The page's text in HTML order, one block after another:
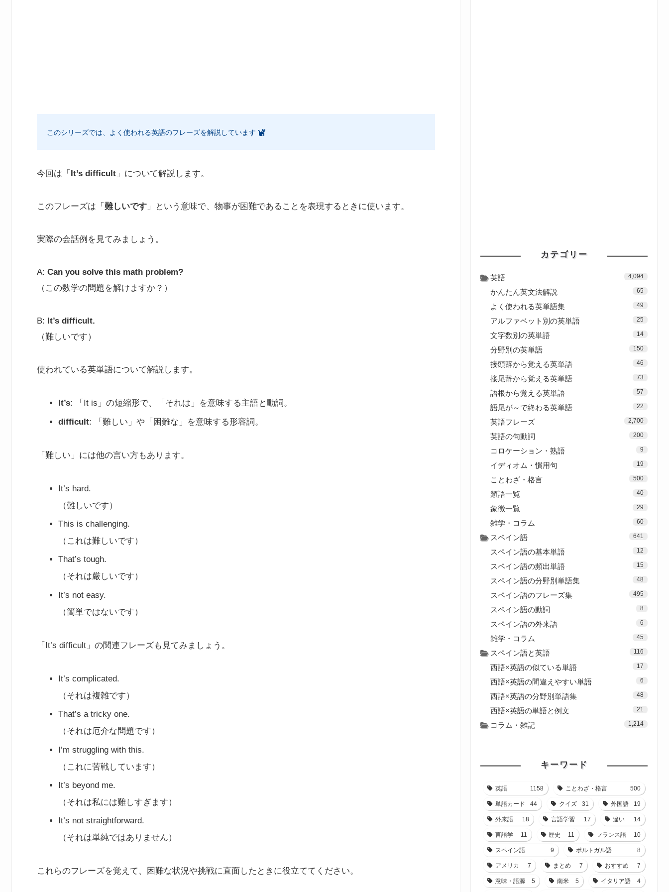
このシリーズでは、よく使われる英語のフレーズを解説しています
今回は「 It’s difficult 」について解説します。
このフレーズは「 難しいです 」という意味で、物事が困難であることを表現するときに使います。
実際の会話例を見てみましょう。
A: Can you solve this math problem?
（この数学の問題を解けますか？）
B: It’s difficult.
（難しいです）
使われている英単語について解説します。
It’s: 「It is」の短縮形で、「それは」を意味する主語と動詞。
difficult: 「難しい」や「困難な」を意味する形容詞。
「難しい」には他の言い方もあります。
It’s hard.
（難しいです）
This is challenging.
（これは難しいです）
That’s tough.
（それは厳しいです）
It’s not easy.
（簡単ではないです）
「It’s difficult」の関連フレーズも見てみましょう。
It’s complicated.
（それは複雑です）
That’s a tricky one.
（それは厄介な問題です）
I’m struggling with this.
（これに苦戦しています）
It’s beyond me.
（それは私には難しすぎます）
It’s not straightforward.
（それは単純ではありません）
これらのフレーズを覚えて、困難な状況や挑戦に直面したときに役立ててください。
カテゴリー
英語 4,094
かんたん英文法解説 65
よく使われる英単語集 49
アルファベット別の英単語 25
文字数別の英単語 14
分野別の英単語 150
接頭辞から覚える英単語 46
接尾辞から覚える英単語 73
語根から覚える英単語 57
語尾が～で終わる英単語 22
英語フレーズ 2,700
英語の句動詞 200
コロケーション・熟語 9
イディオム・慣用句 19
ことわざ・格言 500
類語一覧 40
象徴一覧 29
雑学・コラム 60
スペイン語 641
スペイン語の基本単語 12
スペイン語の頻出単語 15
スペイン語の分野別単語集 48
スペイン語のフレーズ集 495
スペイン語の動詞 8
スペイン語の外来語 6
雑学・コラム 45
スペイン語と英語 116
西語×英語の似ている単語 17
西語×英語の間違えやすい単語 6
西語×英語の分野別単語集 48
西語×英語の単語と例文 21
コラム・雑記 1,214
キーワード
英語 1158 ことわざ・格言 500
単語カード 44 クイズ 31 外国語 19
外来語 18 言語学習 17 違い 14
言語学 11 歴史 11 フランス語 10
スペイン語 9 ポルトガル語 8
アメリカ 7 まとめ 7 おすすめ 7
意味・語源 5 南米 5 イタリア語 4